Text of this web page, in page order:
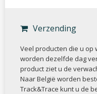
Verzending
Veel producten die u op
worden dezelfde dag
product ziet u de
Naar België worden
Track&Trace kunt u de